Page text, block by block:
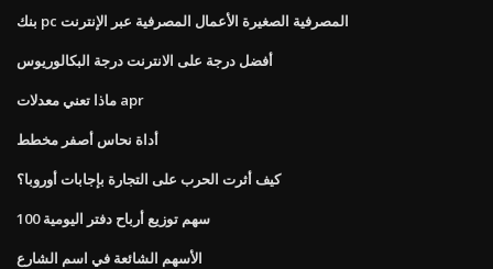
بنك pc المصرفية الصغيرة الأعمال المصرفية عبر الإنترنت
أفضل درجة على الانترنت درجة البكالوريوس
ماذا تعني معدلات apr
أداة نحاس أصفر مخطط
كيف أثرت الحرب على التجارة بإجابات أوروبا؟
100 سهم توزيع أرباح دفتر اليومية
الأسهم الشائعة في اسم الشارع